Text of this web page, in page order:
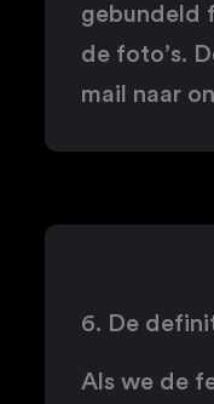
gebundeld
de foto’s.
mail naar
6. De
Als we de